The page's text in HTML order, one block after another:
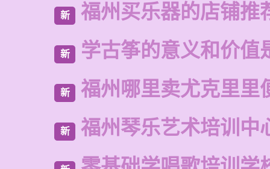
新 福州买乐器的店铺推
新 学古筝的意义和价值
新 福州哪里卖尤克里里
新 福州琴乐艺术培训中